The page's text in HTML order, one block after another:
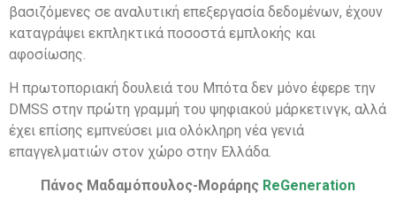
βασιζόμενες σε αναλυτική επεξεργασία δεδομένων, έχουν
καταγράψει εκπληκτικά ποσοστά εμπλοκής και
αφοσίωσης.
Η πρωτοποριακή δουλειά του Μπότα δεν μόνο έφερε την
DMSS στην πρώτη γραμμή του ψηφιακού μάρκετινγκ, αλλά
έχει επίσης εμπνεύσει μια ολόκληρη νέα γενιά
επαγγελματιών στον χώρο στην Ελλάδα.
Πάνος Μαδαμόπουλος-Μοράρης ReGeneration